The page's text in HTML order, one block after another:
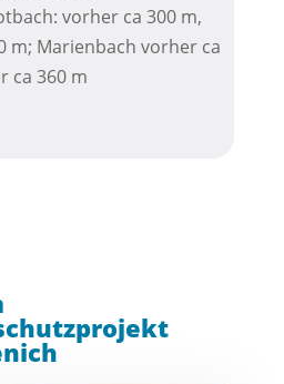
vorher ca 300 m,
m; Marienbach vorher ca
ca 360 m